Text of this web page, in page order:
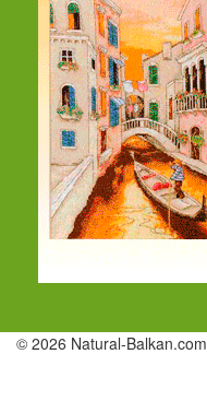
© 2026 Natural-Balkan.com